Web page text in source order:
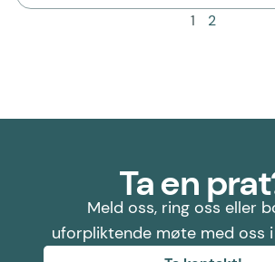
1 2
Ta en
Meld oss, ring oss eller
uforpliktende møte med oss